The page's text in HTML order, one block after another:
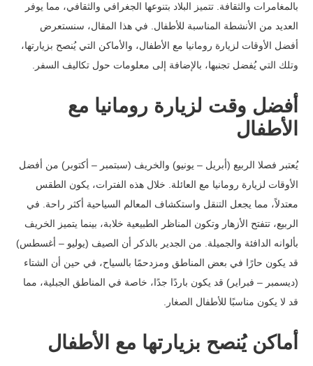
بالمغامرات والثقافة. تتميز البلاد بتنوعها الجغرافي والثقافي، مما يوفر
العديد من الأنشطة المناسبة للأطفال. في هذا المقال، سنستعرض
أفضل الأوقات لزيارة رومانيا مع الأطفال، والأماكن التي يُنصح بزيارتها،
وتلك التي يُفضل تجنبها، بالإضافة إلى معلومات حول تكاليف السفر.
أفضل وقت لزيارة رومانيا مع
الأطفال
يُعتبر فصلا الربيع (أبريل – يونيو) والخريف (سبتمبر – أكتوبر) من أفضل
الأوقات لزيارة رومانيا مع العائلة. خلال هذه الفترات، يكون الطقس
معتدلاً، مما يجعل التنقل واستكشاف المعالم السياحية أكثر راحة. في
الربيع، تتفتح الأزهار وتكون المناظر الطبيعية خلابة، بينما يتميز الخريف
بألوانه الدافئة والجميلة. من الجدير بالذكر أن الصيف (يوليو – أغسطس)
قد يكون حارًا في بعض المناطق ومزدحمًا بالسياح، في حين أن الشتاء
(ديسمبر – فبراير) قد يكون باردًا جدًا، خاصة في المناطق الجبلية، مما
قد لا يكون مناسبًا للأطفال الصغار.
أماكن يُنصح بزيارتها مع الأطفال